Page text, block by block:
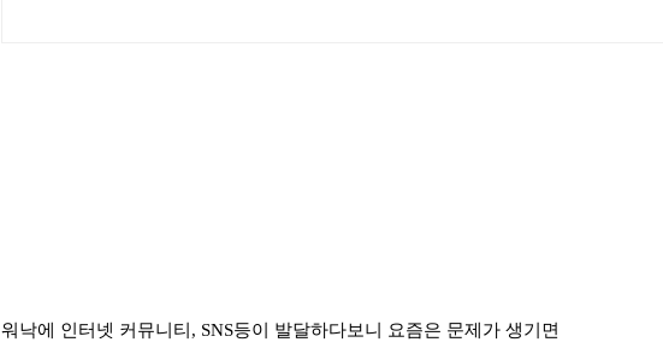
워낙에 인터넷 커뮤니티, SNS등이 발달하다보니 요즘은 문제가 생기면